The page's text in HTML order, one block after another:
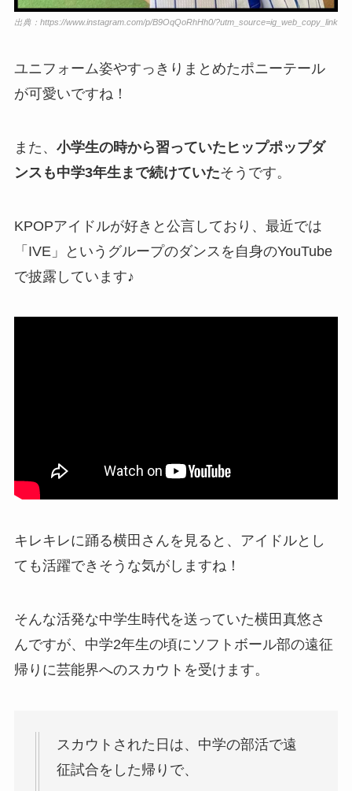
出典：https://www.instagram.com/p/B9OqQoRhHh0/?utm_source=ig_web_copy_link
ユニフォーム姿やすっきりまとめたポニーテール
が可愛いですね！
また、 小学生の時から習っていたヒップポップダ
ンスも中学3年生まで続けていたそうです。
KPOPアイドルが好きと公言しており、最近では
「IVE」というグループのダンスを自身のYouTube
で披露しています♪
キレキレに踊る横田さんを見ると、アイドルとし
ても活躍できそうな気がしますね！
そんな活発な中学生時代を送っていた横田真悠さ
んですが、中学2年生の頃にソフトボール部の遠征
帰りに芸能界へのスカウトを受けます。
スカウトされた日は、中学の部活で遠
征試合をした帰りで、